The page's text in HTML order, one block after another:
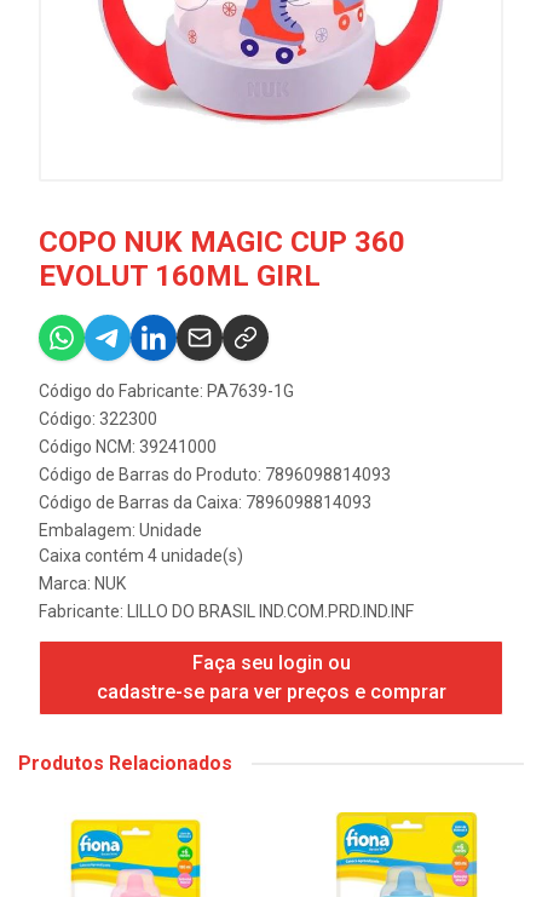
COPO NUK MAGIC CUP 360
EVOLUT 160ML GIRL
Código do Fabricante: PA7639-1G
Código: 322300
Código NCM: 39241000
Código de Barras do Produto: 7896098814093
Código de Barras da Caixa: 7896098814093
Embalagem: Unidade
Caixa contém 4 unidade(s)
Marca: NUK
Fabricante:
LILLO DO BRASIL IND.COM.PRD.IND.INF
Faça seu login ou
cadastre-se para ver preços e comprar
Produtos Relacionados